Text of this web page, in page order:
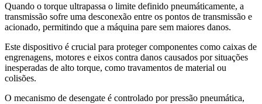
Quando o torque ultrapassa o limite definido pneumáticamente, a
transmissão sofre uma desconexão entre os pontos de transmissão e
acionado, permitindo que a máquina pare sem maiores danos.
Este dispositivo é crucial para proteger componentes como caixas de
engrenagens, motores e eixos contra danos causados por situações
inesperadas de alto torque, como travamentos de material ou
colisões.
O mecanismo de desengate é controlado por pressão pneumática,